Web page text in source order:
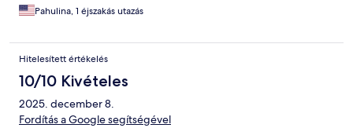
Pahulina, 1 éjszakás utazás
Hitelesített értékelés
10/10 Kivételes
2025. december 8.
Fordítás a Google segítségével